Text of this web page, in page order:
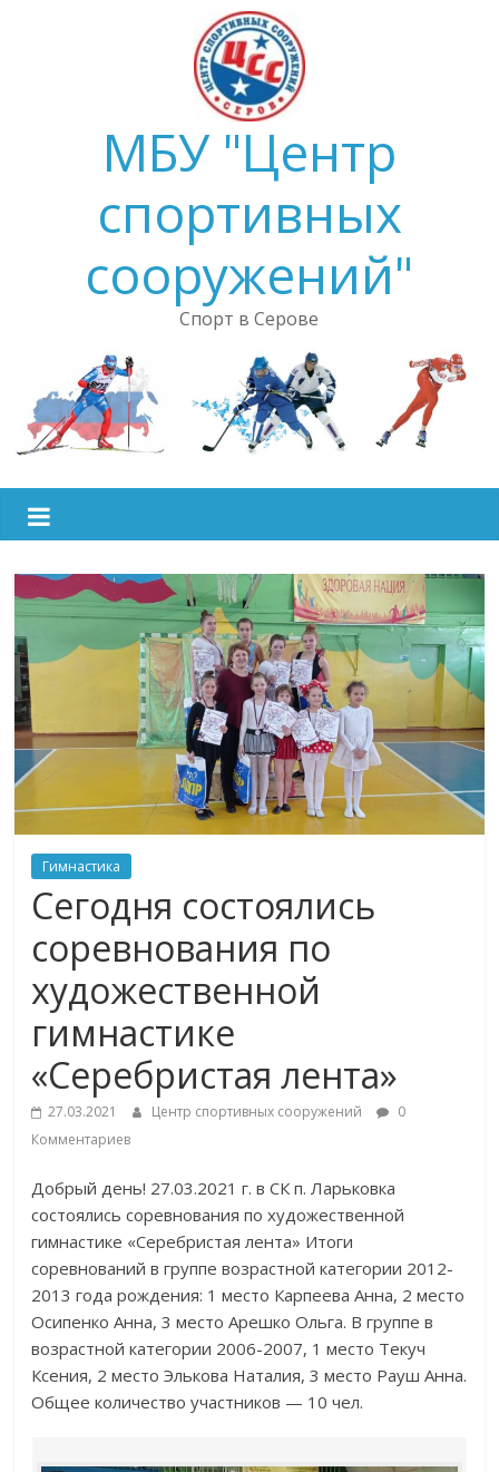
МБУ "Центр
спортивных
сооружений"
Спорт в Серове
Гимнастика
Сегодня состоялись
соревнования по
художественной
гимнастике
«Серебристая лента»
27.03.2021 Центр спортивных сооружений
0
Комментариев
Добрый день! 27.03.2021 г. в СК п. Ларьковка
состоялись соревнования по художественной
гимнастике «Серебристая лента» Итоги
соревнований в группе возрастной категории 2012-
2013 года рождения: 1 место Карпеева Анна, 2 место
Осипенко Анна, 3 место Арешко Ольга. В группе в
возрастной категории 2006-2007, 1 место Текуч
Ксения, 2 место Элькова Наталия, 3 место Рауш Анна.
Общее количество участников — 10 чел.